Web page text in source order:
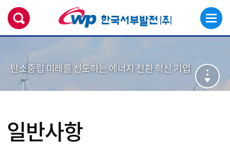
탄소중립 미래를 선도하는 에너지 전환 혁신 기업
일반사항